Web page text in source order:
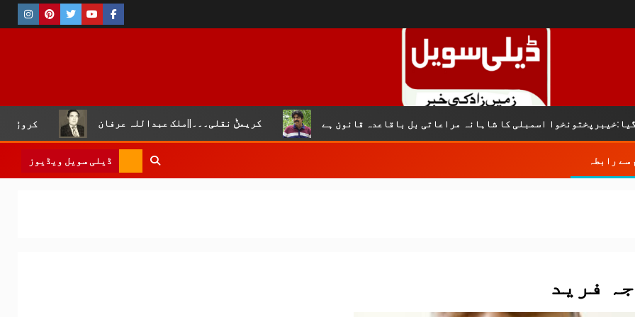
کروڑ لال عیسن کریمݨ نقلی۔۔۔||ملک عبداللہ عرفان اسمبلی کا شاہانہ مراعاتی بل باقاعدہ قانون ہے
سے رابطہ ڈیلی سویل ویڈیوز
فرید